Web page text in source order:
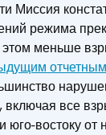
Миссия
режима
меньше
включая все
юго-востоку от